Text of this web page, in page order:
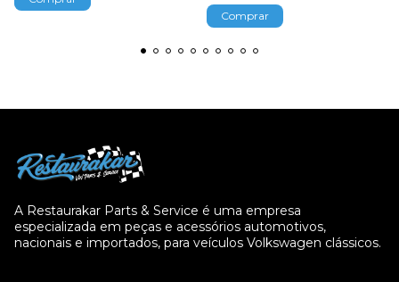
A Restaurakar Parts & Service é uma empresa
especializada em peças e acessórios automotivos,
nacionais e importados, para veículos Volkswagen clássicos.